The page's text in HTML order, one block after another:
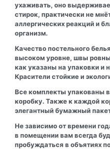
ухаживать, оно
стирок, практически не
аллергических реакций и
организм.
Качество постельного
высоком уровне, швы
как указаны на упаковки и
Красители стойкие и
Все комплекты упакованы
коробку. Также к каждой
элегантный бумажный
Не зависимо от времени
в помещении вам всегда
пробуждаться в объятиях